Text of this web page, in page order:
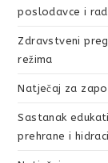
poslodavce i
Zdravstveni
režima
Natječaj za
Sastanak
prehrane i